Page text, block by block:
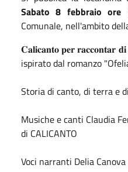
Sabato 8 febbraio ore
Comunale, nell'ambito
𝐂𝐚𝐥𝐢𝐜𝐚𝐧𝐭𝐨 𝐩𝐞𝐫 𝐫𝐚𝐜𝐜𝐨𝐧𝐭𝐚𝐫
ispirato dal romanzo
Storia di canto, di terra e
Musiche e canti Claudia
di CALICANTO
Voci narranti Delia